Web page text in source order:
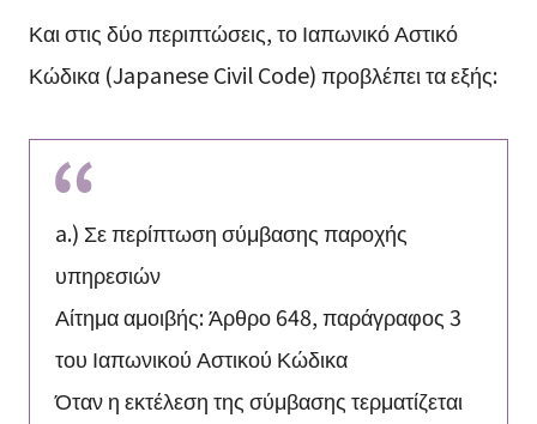
Και στις δύο περιπτώσεις, το Ιαπωνικό Αστικό
Κώδικα (Japanese Civil Code) προβλέπει τα εξής:
a.) Σε περίπτωση σύμβασης παροχής
υπηρεσιών
Αίτημα αμοιβής: Άρθρο 648, παράγραφος 3
του Ιαπωνικού Αστικού Κώδικα
Όταν η εκτέλεση της σύμβασης τερματίζεται